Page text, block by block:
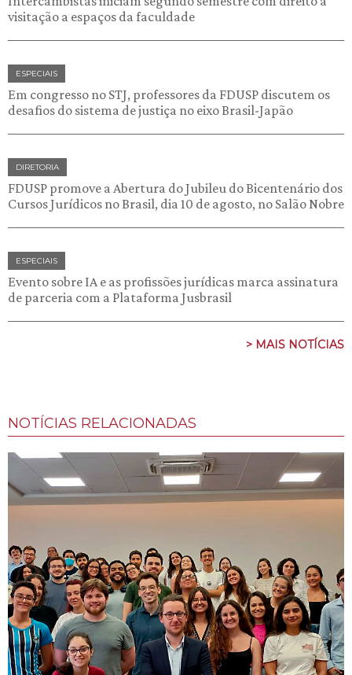
visitação a espaços da faculdade
ESPECIAIS
Em congresso no STJ, professores da FDUSP discutem os
desafios do sistema de justiça no eixo Brasil-Japão
DIRETORIA
FDUSP promove a Abertura do Jubileu do Bicentenário dos
Cursos Jurídicos no Brasil, dia 10 de agosto, no Salão Nobre
ESPECIAIS
Evento sobre IA e as profissões jurídicas marca assinatura
de parceria com a Plataforma Jusbrasil
> MAIS NOTÍCIAS
NOTÍCIAS RELACIONADAS